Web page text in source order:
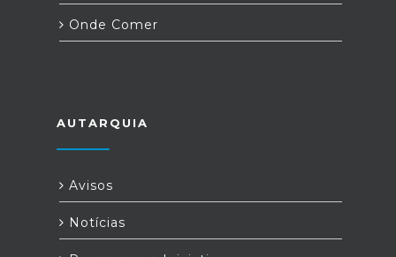
Onde Comer
AUTARQUIA
Avisos
Notícias